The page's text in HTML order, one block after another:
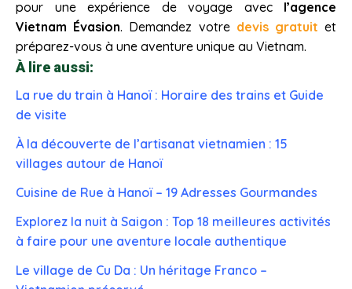
pour une expérience de voyage avec l’agence
Vietnam Évasion. Demandez votre devis gratuit et
préparez-vous à une aventure unique au Vietnam.
À lire aussi:
La rue du train à Hanoï : Horaire des trains et Guide
de visite
À la découverte de l’artisanat vietnamien : 15
villages autour de Hanoï
Cuisine de Rue à Hanoï – 19 Adresses Gourmandes
Explorez la nuit à Saigon : Top 18 meilleures activités
à faire pour une aventure locale authentique
Le village de Cu Da : Un héritage Franco –